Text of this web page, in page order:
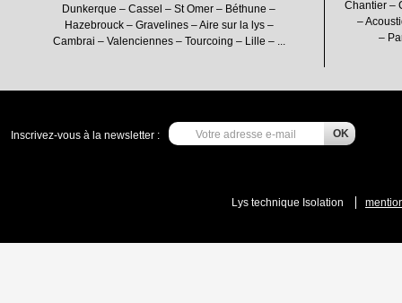
Dunkerque – Cassel – St Omer – Béthune –
Hazebrouck – Gravelines – Aire sur la lys –
Cambrai – Valenciennes – Tourcoing – Lille – ...
Chantier –
–
–
Inscrivez-vous à la newsletter :
Lys technique Isolation